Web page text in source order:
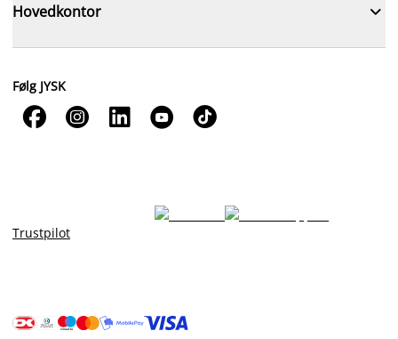
Hovedkontor 
Følg JYSK
    
Trustpilot